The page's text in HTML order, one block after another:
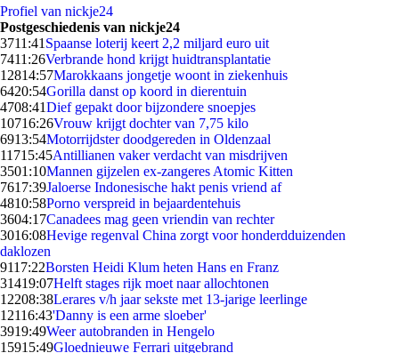
Profiel van nickje24
Postgeschiedenis van nickje24
3711:41 Spaanse loterij keert 2,2 miljard euro uit
7411:26Verbrande hond krijgt huidtransplantatie
12814:57Marokkaans jongetje woont in ziekenhuis
6420:54Gorilla danst op koord in dierentuin
4708:41Dief gepakt door bijzondere snoepjes
10716:26Vrouw krijgt dochter van 7,75 kilo
6913:54Motorrijdster doodgereden in Oldenzaal
11715:45Antillianen vaker verdacht van misdrijven
3501:10Mannen gijzelen ex-zangeres Atomic Kitten
7617:39Jaloerse Indonesische hakt penis vriend af
4810:58Porno verspreid in bejaardentehuis
3604:17Canadees mag geen vriendin van rechter
3016:08Hevige regenval China zorgt voor honderdduizenden
daklozen
9117:22Borsten Heidi Klum heten Hans en Franz
31419:07Helft stages rijk moet naar allochtonen
12208:38Lerares v/h jaar sekste met 13-jarige leerlinge
12116:43'Danny is een arme sloeber'
3919:49Weer autobranden in Hengelo
15915:49Gloednieuwe Ferrari uitgebrand